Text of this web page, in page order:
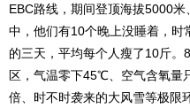
EBC路线，期间登顶海拔5000
中，他们有10个晚上没睡着，时
的三天，平均每个人瘦了10斤
区，气温零下45℃、空气含氧量
倍、时不时袭来的大风雪等极限